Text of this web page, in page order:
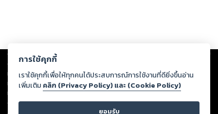
Copyright © 2026
ต่อผลงานหรือเนื้อหาใดที่อัปโหลดผ่านเว็บไซต์และปรากฏว่าละเมิดสิทธิใน
ทรัพย์สินทางปัญญาของบุคคลอื่นหรือขัดต่อกฎหมายและศีลธรรม ดังนั้น ผู้อ่าน
ทุกท่านโปรดใช้วิจารณญาณในการกลั่นกรองด้วยตนเอง และหากท่านพบว่าส่วน
หนึ่งส่วนใดขัดต่อกฎหมายและศีลธรรม กรุณาแจ้งมายังบริษัท เพื่อทีมงานจะได้
ดำเนินการในทันที ทั้งนี้ ทางสตอรี่ล็อกขอสงวนลิขสิทธิ์ตามพระราชบัญญัติ
การใช้คุกกี้
เราใช้คุกกี้เพื่อให้ทุกคนได้ประสบการณ์การใช้งานที่ดียิ่งขึ้นอ่าน
เพิ่มเติม คลิก (Privacy Policy) และ (Cookie Policy)
ยอมรับ